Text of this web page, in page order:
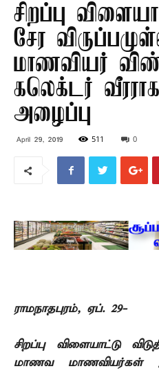
சிறப்பு
சேர
மாணவியர்
கலெக்டர்
அழைப்பு
April 29, 2019 511 0
ராமநாதபுரம், ஏப். 29-
சிறப்பு விளையாட்டு
மாணவ மாணவியர்கள்